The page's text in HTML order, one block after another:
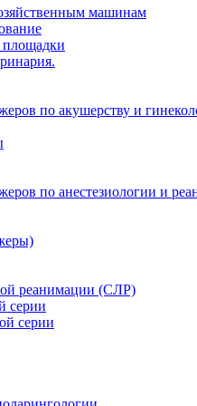
машинам
площадки
по акушерству и
по анестезиологии и
реанимации (СЛР)
серии
серии